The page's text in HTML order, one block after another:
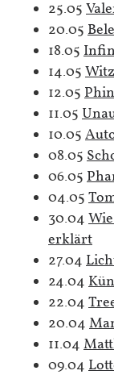
25.05
20.05
18.05
14.05
12.05
11.05
10.05
08.05
06.05
04.05
30.04
erklärt
27.04
24.04
22.04
20.04
11.04
09.04